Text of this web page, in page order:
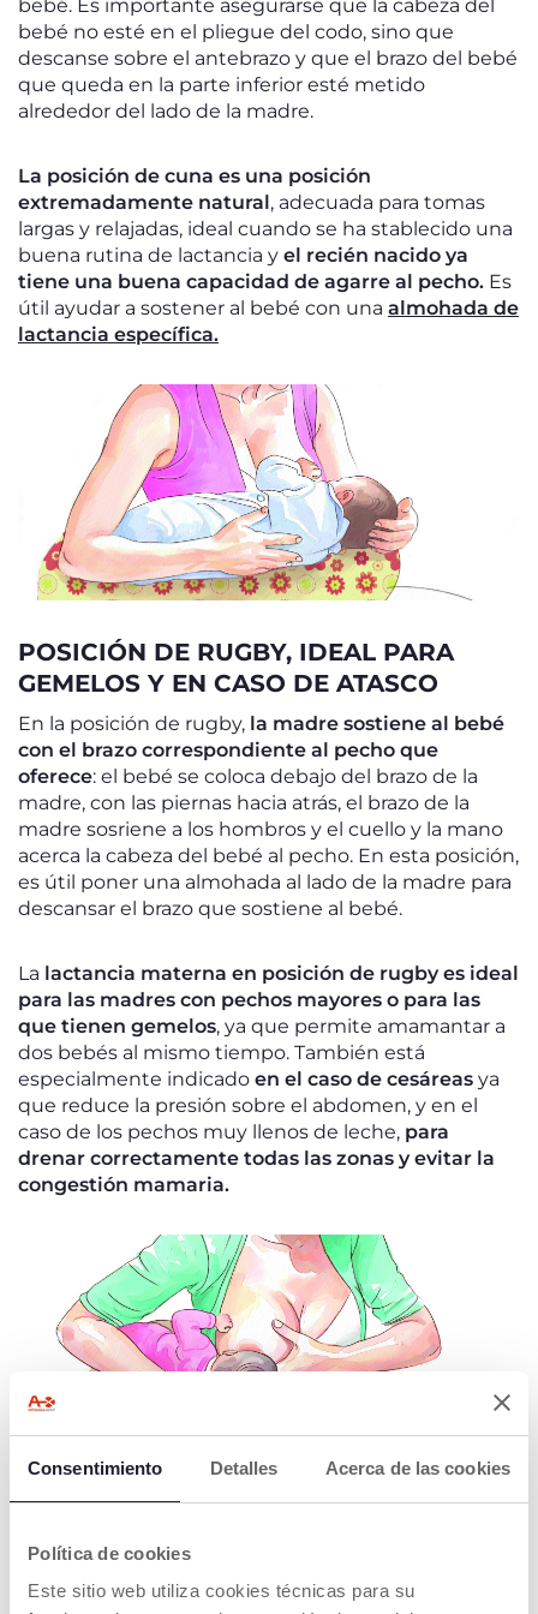
Consentimiento Detalles Acerca de las cookies
Política de cookies
Este sitio web utiliza cookies técnicas para su
bebé. Es importante asegurarse que la cabeza del
bebé no esté en el pliegue del codo, sino que
descanse sobre el antebrazo y que el brazo del bebé
que queda en la parte inferior esté metido
alrededor del lado de la madre.
La posición de cuna es una posición
extremadamente natural, adecuada para tomas
largas y relajadas, ideal cuando se ha stablecido una
buena rutina de lactancia y el recién nacido ya
tiene una buena capacidad de agarre al pecho. Es
útil ayudar a sostener al bebé con una almohada de
lactancia específica.
POSICIÓN DE RUGBY, IDEAL PARA
GEMELOS Y EN CASO DE ATASCO
En la posición de rugby, la madre sostiene al bebé
con el brazo correspondiente al pecho que
oferece: el bebé se coloca debajo del brazo de la
madre, con las piernas hacia atrás, el brazo de la
madre sosriene a los hombros y el cuello y la mano
acerca la cabeza del bebé al pecho. En esta posición,
es útil poner una almohada al lado de la madre para
descansar el brazo que sostiene al bebé.
La lactancia materna en posición de rugby es ideal
para las madres con pechos mayores o para las
que tienen gemelos, ya que permite amamantar a
dos bebés al mismo tiempo. También está
especialmente indicado en el caso de cesáreas ya
que reduce la presión sobre el abdomen, y en el
caso de los pechos muy llenos de leche, para
drenar correctamente todas las zonas y evitar la
congestión mamaria.
POSICIÓN DE LA CRUZ, O POSICIÓN DE
similar a la posición de cuna, pero con una diferencia